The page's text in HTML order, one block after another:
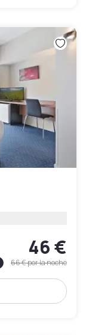
46 €
66 €por la noche